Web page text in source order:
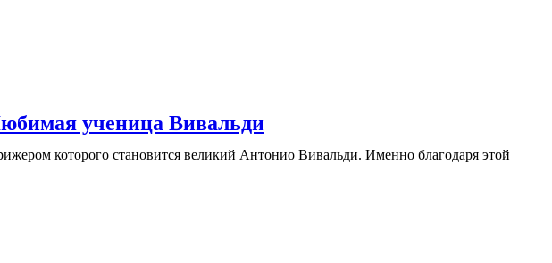
ученица Вивальди
которого становится великий Антонио Вивальди. Именно благодаря этой